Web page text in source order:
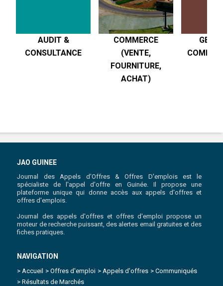
AUDIT &
CONSULTANCE
COMMERCE
(VENTE,
FOURNITURE,
ACHAT)
JAO GUINEE
Journal des Appels d'Offres & Offres D'emplois est le
spécialiste de l'appel d'offre en Guinée. Il propose une
plateforme unique qui donne accès aux appels d'offres et
offres d'emplois.
Journal des appels d'offres et offres d'emploi propose un
moteur de recherche puissant, des alertes email gratuites et des
fiches pratiques.
NAVIGATION
> Accueil > Offres d'emploi > Appels d'offres > Communiqués
> Résultats de Marchés